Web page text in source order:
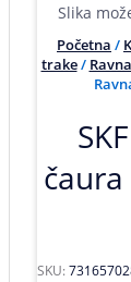
Slika
Početna /
trake/
SKU: